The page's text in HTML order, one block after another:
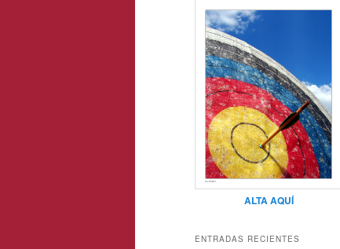
ALTA AQUÍ
ENTRADAS RECIENTES